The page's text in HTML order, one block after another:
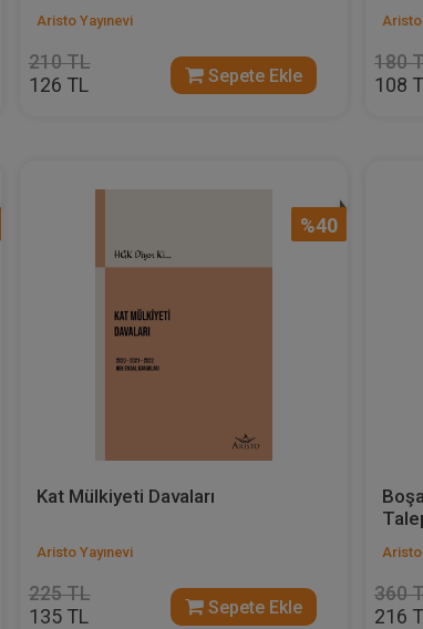
Aristo Yayınevi
210 TL
126 TL Sepete Ekle
Aristo
180
108
%40
Kat Mülkiyeti Davaları
Aristo Yayınevi
225 TL
135 TL Sepete Ekle
Aristo
360
216